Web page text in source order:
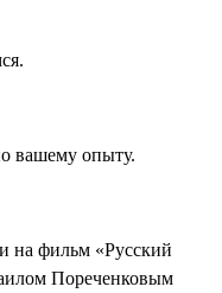
вашему опыту.
на фильм «Русский
Пореченковым